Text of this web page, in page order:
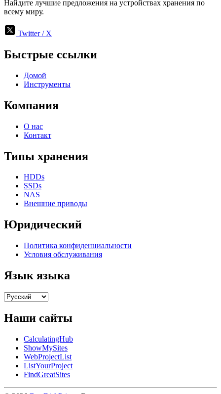
Найдите лучшие предложения на устройствах хранения по
всему миру.
Twitter / X
Быстрые ссылки
Домой
Инструменты
Компания
О нас
Контакт
Типы хранения
HDDs
SSDs
NAS
Внешние приводы
Юридический
Политика конфиденциальности
Условия обслуживания
Язык языка
Наши сайты
CalculatingHub
ShowMySites
WebProjectList
ListYourProject
FindGreatSites